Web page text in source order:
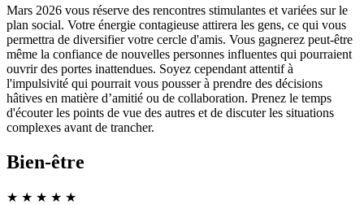
Mars 2026 vous réserve des rencontres stimulantes et variées sur le
plan social. Votre énergie contagieuse attirera les gens, ce qui vous
permettra de diversifier votre cercle d'amis. Vous gagnerez peut-être
même la confiance de nouvelles personnes influentes qui pourraient
ouvrir des portes inattendues. Soyez cependant attentif à
l'impulsivité qui pourrait vous pousser à prendre des décisions
hâtives en matière d’amitié ou de collaboration. Prenez le temps
d'écouter les points de vue des autres et de discuter les situations
complexes avant de trancher.
Bien-être
★ ★ ★ ★ ★